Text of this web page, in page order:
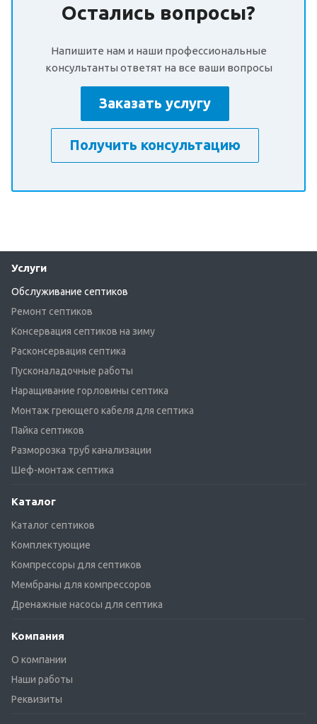
Остались вопросы?
Напишите нам и наши профессиональные
консультанты ответят на все ваши вопросы
Заказать услугу
Получить консультацию
Услуги
Обслуживание септиков
Ремонт септиков
Консервация септиков на зиму
Расконсервация септика
Пусконаладочные работы
Наращивание горловины септика
Монтаж греющего кабеля для септика
Пайка септиков
Разморозка труб канализации
Шеф-монтаж септика
Каталог
Каталог септиков
Комплектующие
Компрессоры для септиков
Мембраны для компрессоров
Дренажные насосы для септика
Компания
О компании
Наши работы
Реквизиты